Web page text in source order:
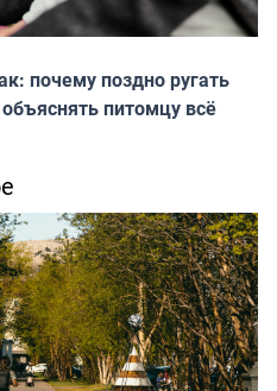
почему поздно ругать
питомцу всё